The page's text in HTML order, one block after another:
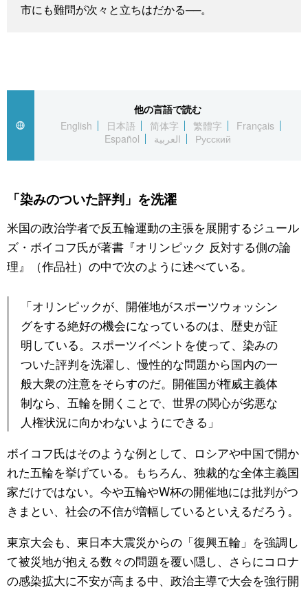
お知らせ
市にも難問が次々と立ちはだかる──。
他の言語で読む
English
日本語 简体字 繁體字
Français
Español
العربية Русский
「染みのついた評判」を洗濯
米国の政治学者で反五輪運動の主張を展開するジュール
ズ・ボイコフ氏が著書『オリンピック 反対する側の論
理』（作品社）の中で次のように述べている。
「オリンピックが、開催地がスポーツウォッシン
グをする絶好の機会になっているのは、歴史が証
明している。スポーツイベントを使って、染みの
ついた評判を洗濯し、慢性的な問題から国内の一
般大衆の注意をそらすのだ。開催国が権威主義体
制なら、五輪を開くことで、世界の関心が劣悪な
人権状況に向かわないようにできる」
ボイコフ氏はそのような例として、ロシアや中国で開か
れた五輪を挙げている。もちろん、独裁的な全体主義国
家だけではない。今や五輪やW杯の開催地には批判がつ
きまとい、社会の不信が増幅しているといえるだろう。
東京大会も、東日本大震災からの「復興五輪」を強調し
て被災地が抱える数々の問題を覆い隠し、さらにコロナ
の感染拡大に不安が高まる中、政治主導で大会を強行開